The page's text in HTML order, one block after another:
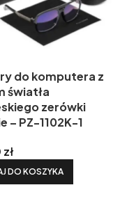
do komputera z
światła
zerówki
– PZ-1102K-1
zł
DO KOSZYKA